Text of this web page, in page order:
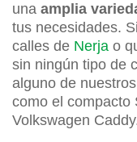
una amplia
tus necesidades.
calles de Nerja o
sin ningún tipo de
alguno de
como el compacto
Volkswagen